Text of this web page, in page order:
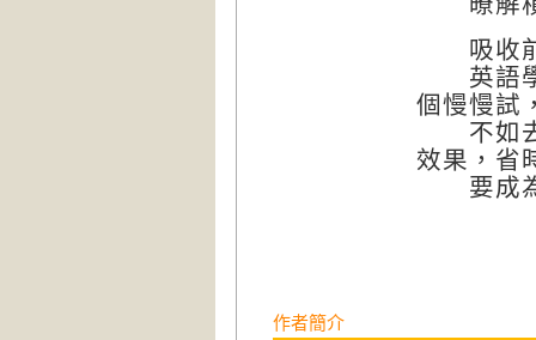
吸收前
英語學
個慢慢試
不如去
效果，省
要成為
作者簡介